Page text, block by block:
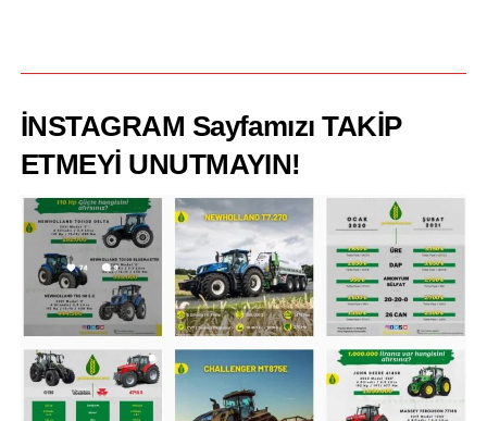
İNSTAGRAM SayfamızıTAKİP
ETMEYİ UNUTMAYIN!